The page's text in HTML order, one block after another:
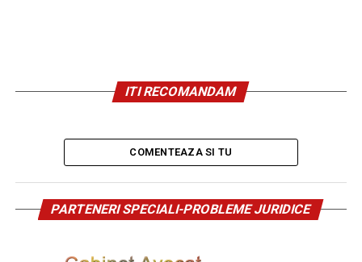
ITI RECOMANDAM
COMENTEAZA SI TU
PARTENERI SPECIALI-PROBLEME JURIDICE